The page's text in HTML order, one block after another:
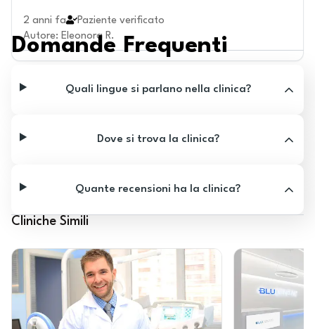
2 anni fa
Paziente verificato
Autore: Eleonora R.
Domande Frequenti
Quali lingue si parlano nella clinica?
Dove si trova la clinica?
Quante recensioni ha la clinica?
Cliniche Simili